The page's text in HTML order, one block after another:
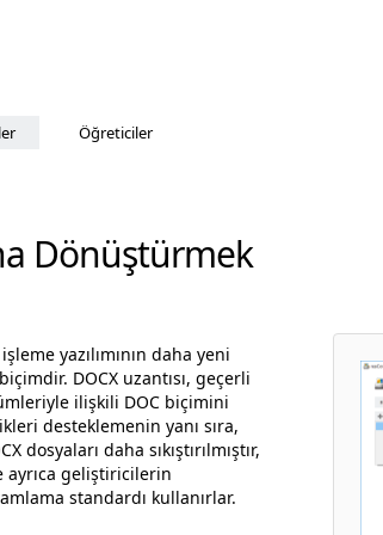
Öğreticiler
Dönüştürmek
yazılımının daha yeni
DOCX uzantısı, geçerli
ilişkili DOC biçimini
desteklemenin yanı sıra,
daha sıkıştırılmıştır,
ayrıca geliştiricilerin
standardı kullanırlar.